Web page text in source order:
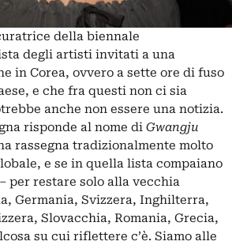
della biennale
degli artisti invitati a una
in Corea, ovvero a sette ore di fuso
e che fra questi non ci sia
anche non essere una notizia.
risponde al nome di Gwangju
rassegna tradizionalmente molto
e se in quella lista compaiano
per restare solo alla vecchia
Germania, Svizzera, Inghilterra,
Slovacchia, Romania, Grecia,
su cui riflettere c’è. Siamo alle